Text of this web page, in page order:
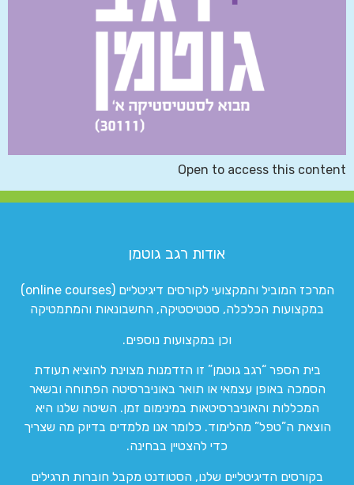
Open to access this content
אודות רגב גוטמן
המרכז המוביל והמקצועי לקורסים דיגיטליים (online courses)
במקצועות הכלכלה, סטטיסטיקה, החשבונאות והמתמטיקה
וכן במקצועות נוספים.
בית הספר “רגב גוטמן” זו הזדמנות מצוינת להוציא תעודת
הסמכה באופן עצמאי או תואר באוניברסיטה הפתוחה ובשאר
המכללות והאוניברסיטאות במינימום זמן. השיטה שלנו היא
הוצאת ה”טפל” מהלימוד. כלומר אנו מלמדים בדיוק מה שצריך
כדי להצטיין בבחינה.
בקורסים הדיגיטליים שלנו, הסטודנט מקבל חוברות תרגילים